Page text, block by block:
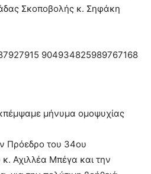
Σκοποβολής κ. Σηφάκη
μήνυμα ομοψυχίας
Πρόεδρο του 34ου
Αχιλλέα Μπέγα και την